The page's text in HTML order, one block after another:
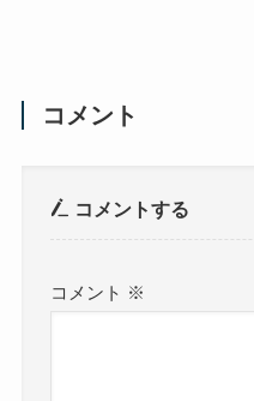
コメント
コメントする
コメント ※